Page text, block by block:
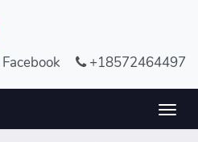
Facebook +18572464497